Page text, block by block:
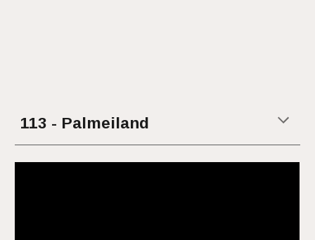
113 - Palmeiland